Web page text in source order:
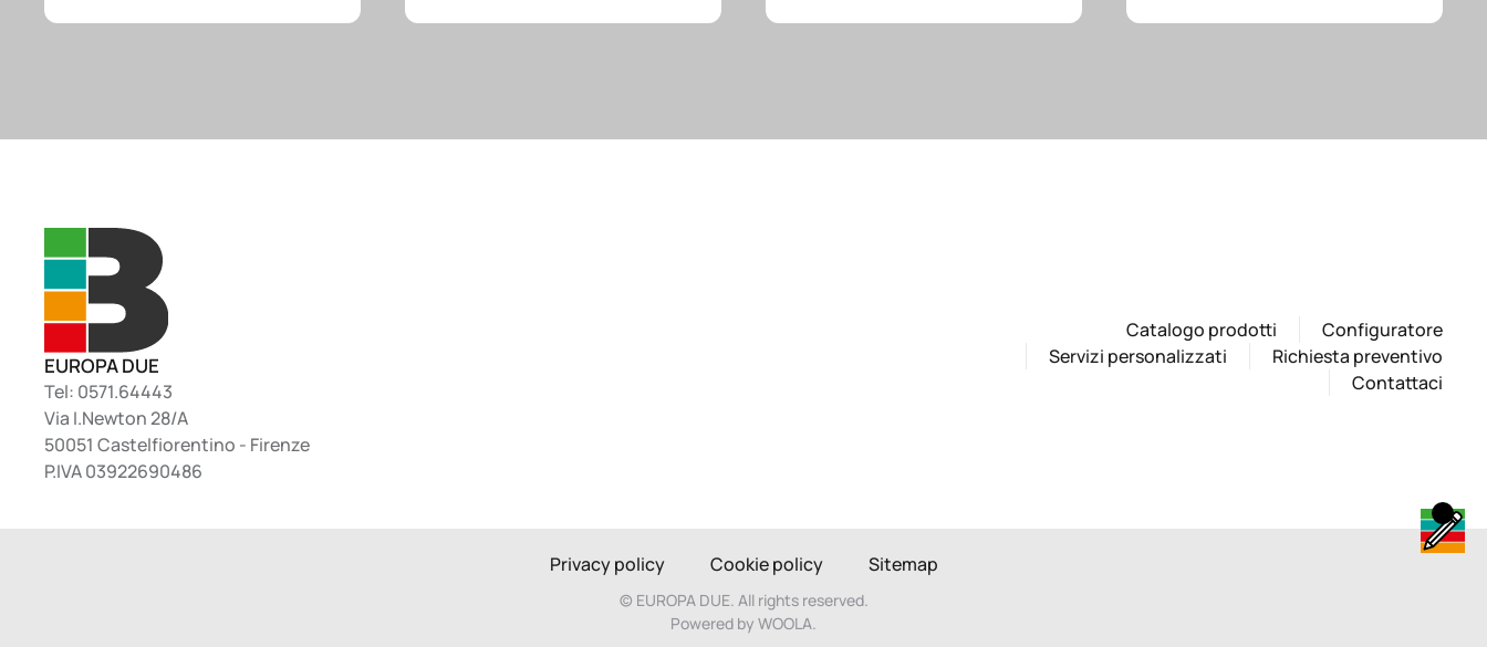
EUROPA DUE
Tel: 0571.64443
Via I.Newton 28/A
50051 Castelfiorentino - Firenze
P.IVA 03922690486
Catalogo prodotti
Configuratore
Servizi personalizzati
Richiesta preventivo
Contattaci
Privacy policy Cookie policy Sitemap
© EUROPA DUE. All rights reserved.
Powered by WOOLA.